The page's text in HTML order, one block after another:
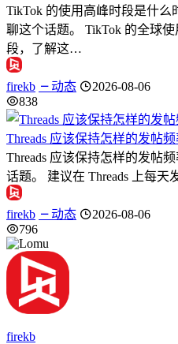
TikTok 的使用高峰时段是什么
聊这个话题。 TikTok 的全球
段，了解这…
firekb 动态
2026-08-06
838
Threads 应该保持怎样的发帖频
Threads 应该保持怎样的发帖
话题。 建议在 Threads 上每
firekb 动态
2026-08-06
796
firekb